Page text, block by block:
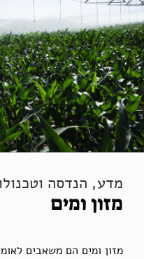
מדע, הנדסה
מזון ומים
מזון ומים הם משאבים